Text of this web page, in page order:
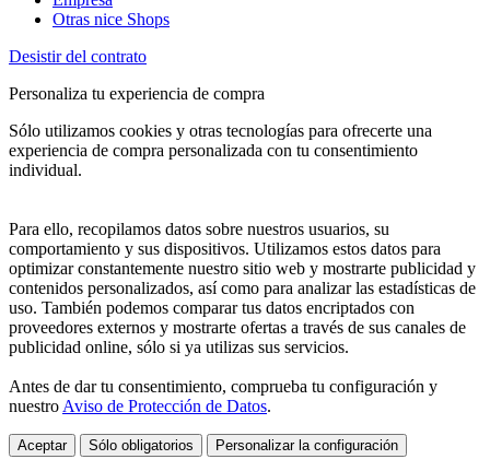
Otras nice Shops
Desistir del contrato
Personaliza tu experiencia de compra
Sólo utilizamos cookies y otras tecnologías para ofrecerte una
experiencia de compra personalizada con tu consentimiento
individual.
Para ello, recopilamos datos sobre nuestros usuarios, su
comportamiento y sus dispositivos. Utilizamos estos datos para
optimizar constantemente nuestro sitio web y mostrarte publicidad y
contenidos personalizados, así como para analizar las estadísticas de
uso. También podemos comparar tus datos encriptados con
proveedores externos y mostrarte ofertas a través de sus canales de
publicidad online, sólo si ya utilizas sus servicios.
Antes de dar tu consentimiento, comprueba tu configuración y
nuestro Aviso de Protección de Datos.
Aceptar Sólo obligatorios Personalizar la configuración